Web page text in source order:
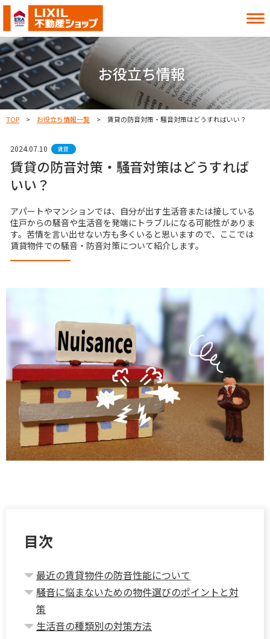
借りたい
買いたい
売りたい
よくある質問
MITOシル
入居者様へ
会社情報
採用情報
お問い合わせ
お気に入り物件
お役立ち情報
TOP お役立ち情報一覧 賃貸の防音対策・騒音対策はどうすればいい？
2024.07.10 賃貸
賃貸の防音対策・騒音対策はどうすれば
いい？
アパートやマンションでは、自分が出す生活音または接している
住戸からの騒音や生活音を発端にトラブルになる可能性がありま
す。苦情を言い出せない方も多くいると思いますので、ここでは
賃貸物件での騒音・防音対策について紹介します。
目次
最近の賃貸物件の防音性能について
騒音に悩まないための物件選びのポイントと対
策
生活音の種類別の対策方法